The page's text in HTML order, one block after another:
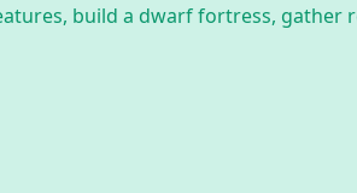
build a dwarf fortress, gather